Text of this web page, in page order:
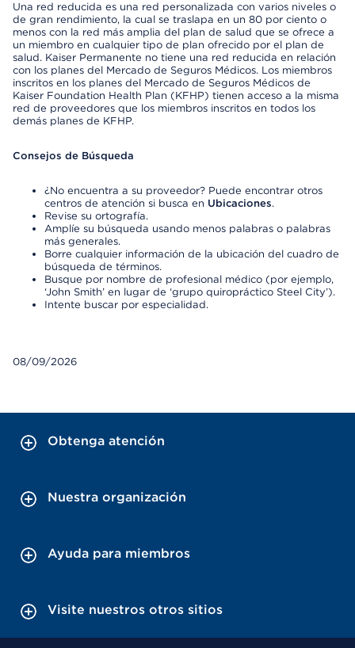
Una red reducida es una red personalizada con varios niveles o
de gran rendimiento, la cual se traslapa en un 80 por ciento o
menos con la red más amplia del plan de salud que se ofrece a
un miembro en cualquier tipo de plan ofrecido por el plan de
salud. Kaiser Permanente no tiene una red reducida en relación
con los planes del Mercado de Seguros Médicos. Los miembros
inscritos en los planes del Mercado de Seguros Médicos de
Kaiser Foundation Health Plan (KFHP) tienen acceso a la misma
red de proveedores que los miembros inscritos en todos los
demás planes de KFHP.
Consejos de Búsqueda
¿No encuentra a su proveedor? Puede encontrar otros
centros de atención si busca en Ubicaciones.
Revise su ortografía.
Amplíe su búsqueda usando menos palabras o palabras
más generales.
Borre cualquier información de la ubicación del cuadro de
búsqueda de términos.
Busque por nombre de profesional médico (por ejemplo,
‘John Smith’ en lugar de ‘grupo quiropráctico Steel City’).
Intente buscar por especialidad.
08/09/2026
Obtenga atención
Nuestra organización
Ayuda para miembros
Visite nuestros otros sitios